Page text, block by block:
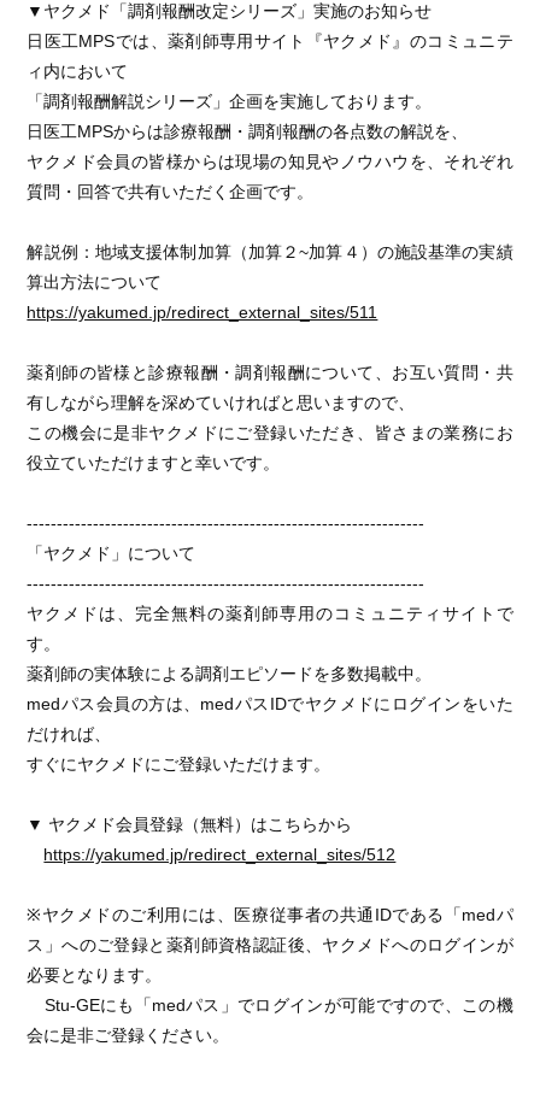
▼ヤクメド「調剤報酬改定シリーズ」実施のお知らせ
日医工MPSでは、薬剤師専用サイト『ヤクメド』のコミュニテ
ィ内において
「調剤報酬解説シリーズ」企画を実施しております。
日医工MPSからは診療報酬・調剤報酬の各点数の解説を、
ヤクメド会員の皆様からは現場の知見やノウハウを、それぞれ
質問・回答で共有いただく企画です。
解説例：地域支援体制加算（加算２~加算４）の施設基準の実績
算出方法について
https://yakumed.jp/redirect_external_sites/511
薬剤師の皆様と診療報酬・調剤報酬について、お互い質問・共
有しながら理解を深めていければと思いますので、
この機会に是非ヤクメドにご登録いただき、皆さまの業務にお
役立ていただけますと幸いです。
------------------------------------------------------------------
「ヤクメド」について
------------------------------------------------------------------
ヤクメドは、完全無料の薬剤師専用のコミュニティサイトで
す。
薬剤師の実体験による調剤エピソードを多数掲載中。
medパス会員の方は、medパスIDでヤクメドにログインをいた
だければ、
すぐにヤクメドにご登録いただけます。
▼ ヤクメド会員登録（無料）はこちらから
https://yakumed.jp/redirect_external_sites/512
※ヤクメドのご利用には、医療従事者の共通IDである「medパ
ス」へのご登録と薬剤師資格認証後、ヤクメドへのログインが
必要となります。
Stu-GEにも「medパス」でログインが可能ですので、この機
会に是非ご登録ください。